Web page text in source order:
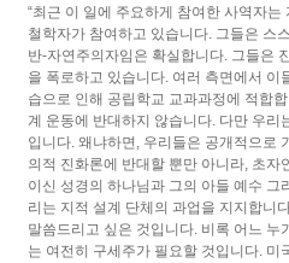
“최근 이 일에 주요하게 참여한 사역자
철학자가 참여하고 있습니다. 그들은 스
반-자연주의자임은 확실합니다. 그들은
을 폭로하고 있습니다. 여러 측면에서
습으로 인해 공립학교 교과과정에 적합
계 운동에 반대하지 않습니다. 다만 우
입니다. 왜냐하면, 우리들은 공개적으로
의적 진화론에 반대할 뿐만 아니라, 초
이신 성경의 하나님과 그의 아들 예수
리는 지적 설계 단체의 과업을 지지합니
말씀드리고 싶은 것입니다. 비록 어느
는 여전히 구세주가 필요할 것입니다.